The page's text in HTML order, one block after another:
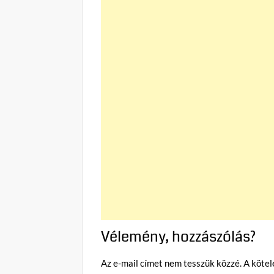
Vélemény, hozzászólás?
Az e-mail címet nem tesszük közzé. A